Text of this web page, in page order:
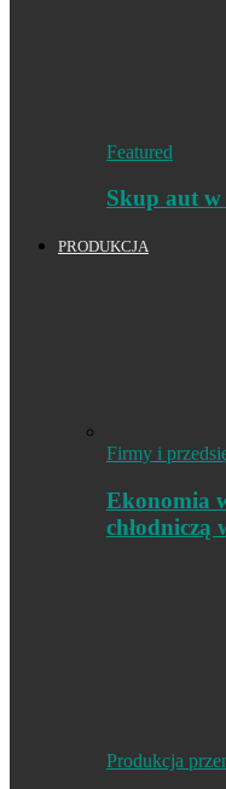
Featured
Skup aut w
PRODUKCJA
Firmy i
Ekonomia
chłodniczą
Produkcja